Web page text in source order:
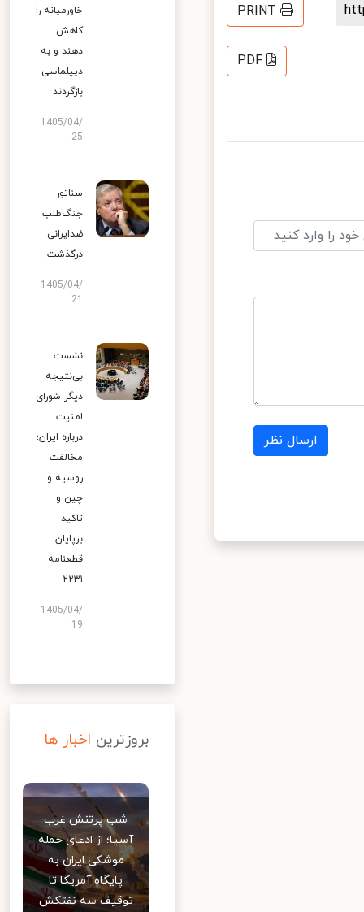
PRINT
PDF
ارسال نظر
خاورمیانه را
کاهش
دهند و به
دیپلماسی
بازگردند
1405/04/
25
سناتور
جنگ‌طلب
ضدایرانی
درگذشت
1405/04/
نشست
بی‌نتیجه
دیگر شورای
امنیت
درباره ایران؛
مخالفت
روسیه و
چین و
تاکید
برپایان
قطعنامه
۲۲۳۱
1405/04/
19
بروزترین اخبار ها
شب پرتنش غرب
آسیا؛ از ادعای حمله
موشکی ایران به
پایگاه آمریکا تا
توقیف سه نفتکش